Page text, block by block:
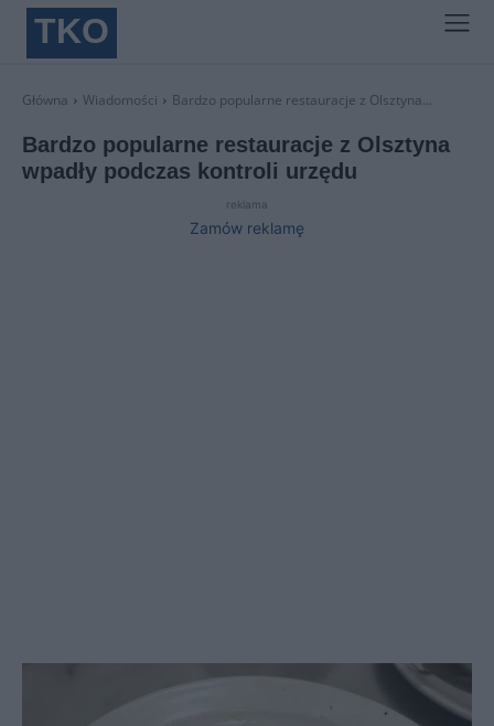
TKO
Główna Wiadomości Bardzo popularne restauracje z Olsztyna...
Bardzo popularne restauracje z Olsztyna
wpadły podczas kontroli urzędu
reklama
Zamów reklamę